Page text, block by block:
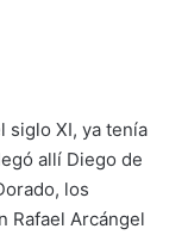
siglo XI, ya tenía
allí Diego de
los
Rafael Arcángel